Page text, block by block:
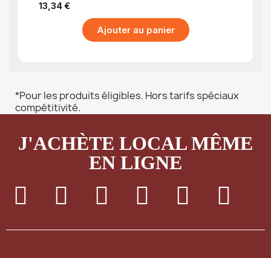
13,34 €
Ajouter au panier
*Pour les produits éligibles. Hors tarifs spéciaux
compétitivité.
J'ACHÈTE LOCAL MÊME
EN LIGNE